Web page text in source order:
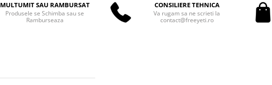
MULTUMIT SAU RAMBURSAT
Produsele se Schimba sau se
Ramburseaza
CONSILIERE TEHNICA
Va rugam sa ne scrieti la
contact@freeyeti.ro